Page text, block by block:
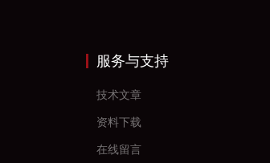
服务与支持
技术文章
资料下载
在线留言